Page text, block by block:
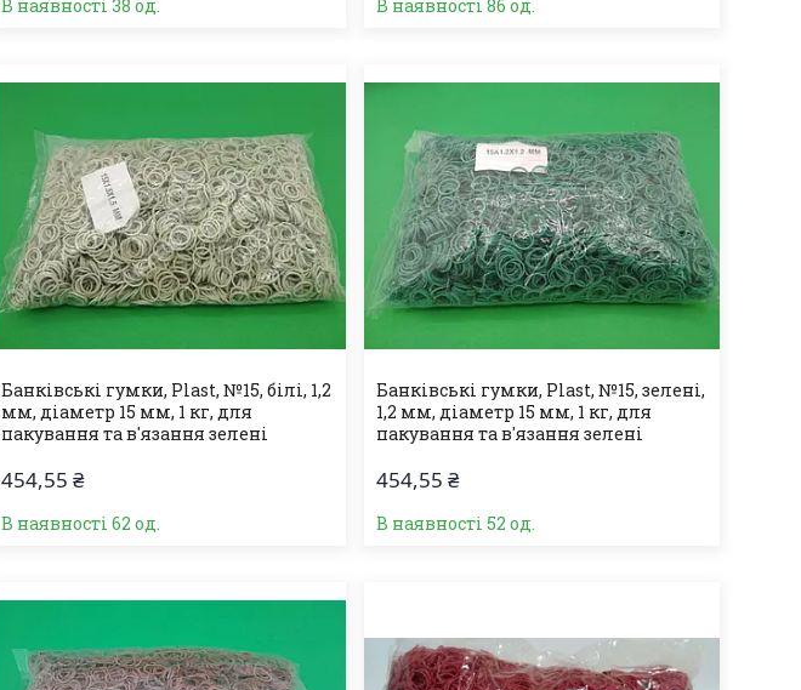
В наявності 38 од. В наявності 86 од.
Банківські гумки, Plast, №15, білі, 1,2
мм, діаметр 15 мм, 1 кг, для
пакування та в'язання зелені
454,55 ₴
В наявності 62 од.
Банківські гумки, Plast, №15, зелені,
1,2 мм, діаметр 15 мм, 1 кг, для
пакування та в'язання зелені
454,55 ₴
В наявності 52 од.